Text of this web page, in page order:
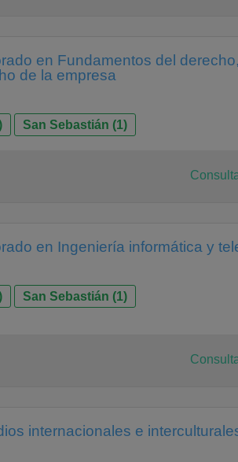
en Fundamentos del
de la empresa
San Sebastián (1)
en Ingeniería informática y
San Sebastián (1)
internacionales e